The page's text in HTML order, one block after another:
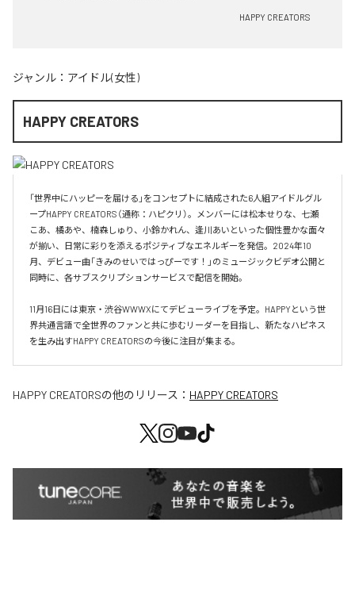
HAPPY CREATORS
ジャンル： アイドル(女性)
HAPPY CREATORS
「世界中にハッピーを届ける」をコンセプトに結成された6人組アイドルグル
ープHAPPY CREATORS（通称：ハピクリ）。メンバーには松本せりな、七瀬
こあ、橘あや、楠森しゅり、小鈴かれん、逢川あいといった個性豊かな面々
が揃い、日常に彩りを添えるポジティブなエネルギーを発信。2024年10
月、デビュー曲「きみのせいではっぴーです！」のミュージックビデオ公開と
同時に、各サブスクリプションサービスで配信を開始。
11月16日には東京・渋谷WWWXにてデビューライブを予定。HAPPYという世
界共通言語で全世界のファンと共に歩むリーダーを目指し、新たなハピネス
を生み出すHAPPY CREATORSの今後に注目が集まる。
HAPPY CREATORSの他のリリース： HAPPY CREATORS